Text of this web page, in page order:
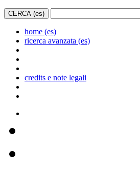
home (es)
ricerca avanzata (es)
credits e note legali